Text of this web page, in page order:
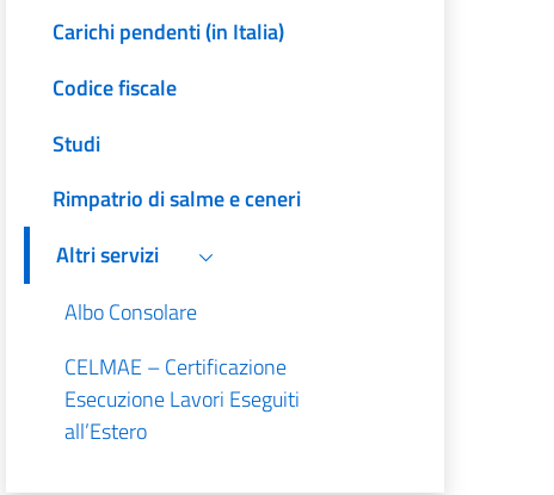
Carichi pendenti (in Italia)
Codice fiscale
Studi
Rimpatrio di salme e ceneri
Altri servizi
Albo Consolare
CELMAE – Certificazione
Esecuzione Lavori Eseguiti
all’Estero